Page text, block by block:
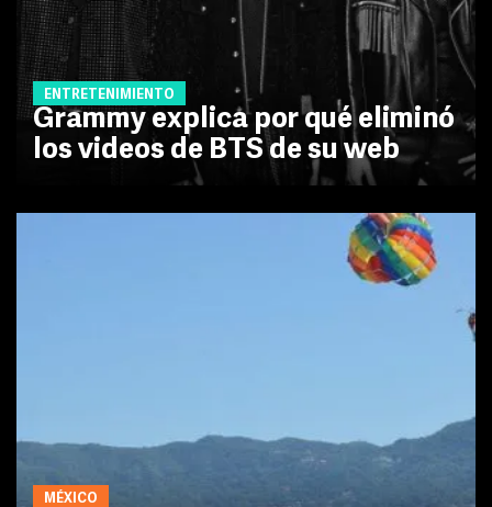
ENTRETENIMIENTO
Grammy explica por qué eliminó
los videos de BTS de su web
MÉXICO